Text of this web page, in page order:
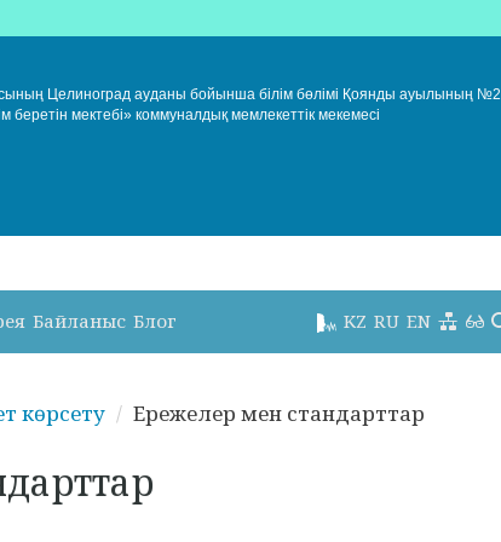
Целиноград ауданы бойынша білім бөлімі Қоянды ауылының №2
беретін мектебі» коммуналдық мемлекеттік мекемесі
Байланыс Блог EN
RU
KZ
көрсету Ережелер мен стандарттар